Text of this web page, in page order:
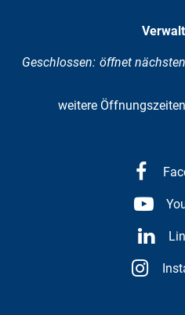
Klicken, um weitere
Geschlossen: öffnet
weitere Öffnungszeiten